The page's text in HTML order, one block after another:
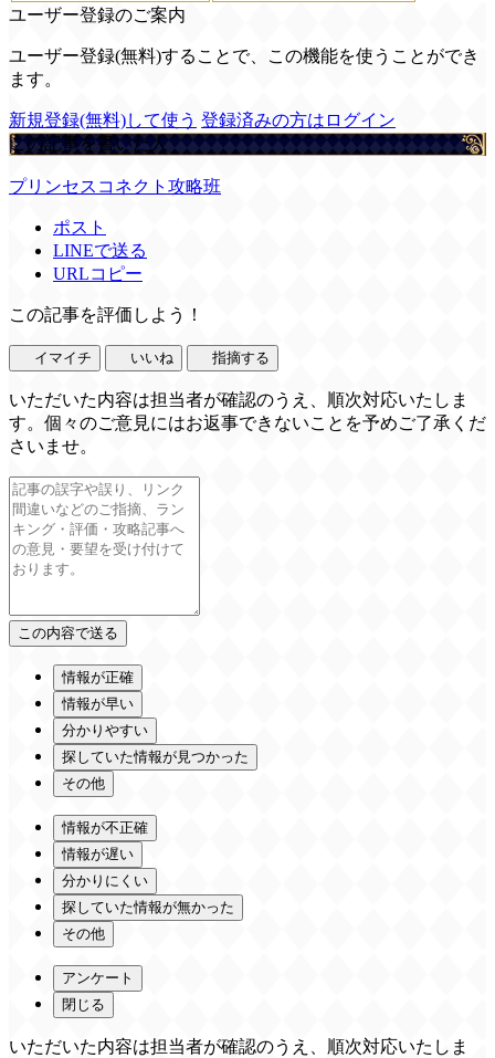
ユーザー登録のご案内
ユーザー登録(無料)することで、この機能を使うことができ
ます。
新規登録(無料)して使う 登録済みの方はログイン
この記事を書いた人
プリンセスコネクト攻略班
ポスト
LINEで送る
URLコピー
この記事を評価しよう！
イマイチ いいね 指摘する
いただいた内容は担当者が確認のうえ、順次対応いたしま
す。個々のご意見にはお返事できないことを予めご了承くだ
さいませ。
情報が正確
情報が早い
分かりやすい
探していた情報が見つかった
その他
情報が不正確
情報が遅い
分かりにくい
探していた情報が無かった
その他
アンケート
閉じる
いただいた内容は担当者が確認のうえ、順次対応いたしま